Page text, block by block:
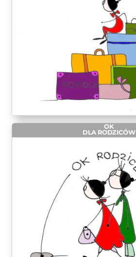
OK
DLA RODZICÓW